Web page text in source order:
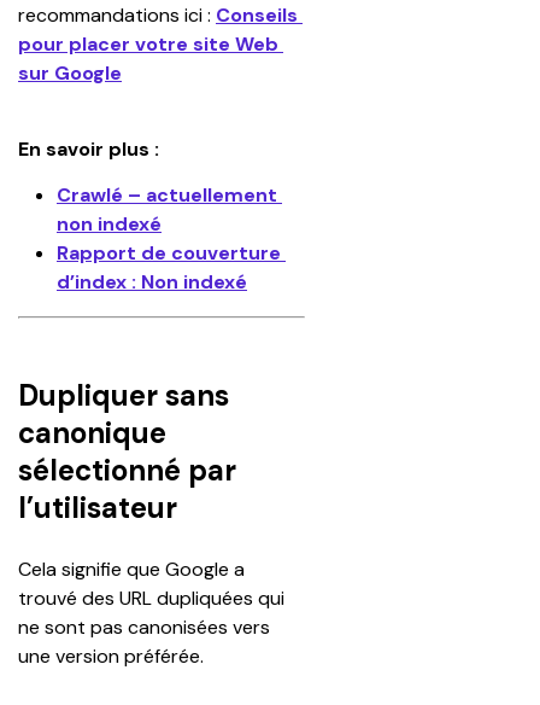
recommandations ici : Conseils
pour placer votre site Web
sur Google
En savoir plus :
Crawlé – actuellement
non indexé
Rapport de couverture
d’index : Non indexé
Dupliquer sans
canonique
sélectionné par
l’utilisateur
Cela signifie que Google a
trouvé des URL dupliquées qui
ne sont pas canonisées vers
une version préférée.